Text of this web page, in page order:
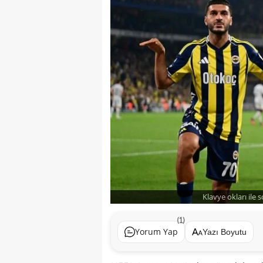
Klavye okları ile
Yorum Yap
(1)
Yazı Boyutu